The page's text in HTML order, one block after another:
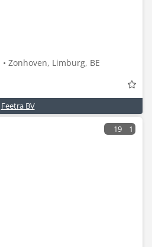
Zonhoven, Limburg, BE
Feetra BV
19 1